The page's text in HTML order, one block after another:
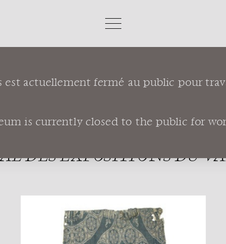
est actuellement fermé au public pour
is currently closed to the public for
ET
DES EXPOSITIONS DU